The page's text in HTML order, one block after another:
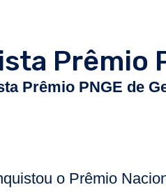
Prêmio
Prêmio PNGE de
o Prêmio